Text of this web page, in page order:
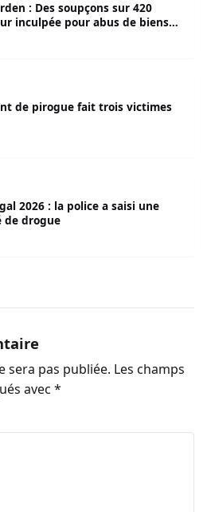
: Des soupçons sur 420
inculpée pour abus de biens
de pirogue fait trois victimes
2026 : la police a saisi une
drogue
sera pas publiée. Les champs
avec *